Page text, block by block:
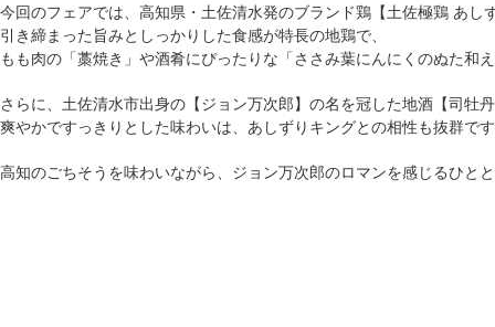
今回のフェアでは、高知県・土佐清水発のブランド鶏【土佐極鶏 あし
引き締まった旨みとしっかりした食感が特長の地鶏で、
もも肉の「藁焼き」や酒肴にぴったりな「ささみ葉にんにくのぬた和
さらに、土佐清水市出身の【ジョン万次郎】の名を冠した地酒【司牡
爽やかですっきりとした味わいは、あしずりキングとの相性も抜群で
高知のごちそうを味わいながら、ジョン万次郎のロマンを感じるひと